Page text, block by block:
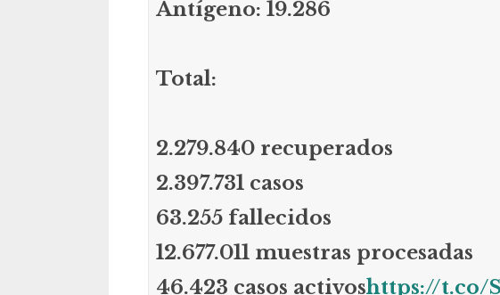
Antígeno: 19.286
Total:
2.279.840 recuperados
2.397.731 casos
63.255 fallecidos
12.677.011 muestras procesadas
46.423 casos activoshttps://t.co/